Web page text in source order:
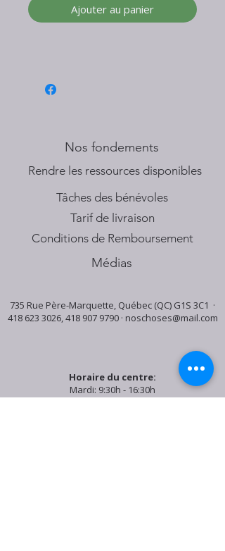
Ajouter au panier
Nos fondements
​Rendre les ressources disponibles
Tâches des bénévoles
Tarif de livraison
Conditions de Remboursement
Médias
735 Rue Père-Marquette, Québec (QC) G1S 3C1 ·
418 623 3026,418 907 9790· noschoses@mail.com
Horaire du centre:
Mardi: 9:30h - 16:30h